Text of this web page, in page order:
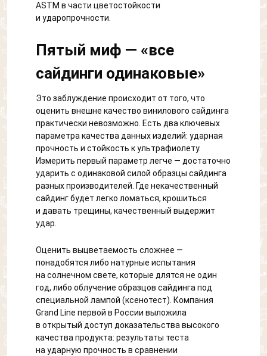
ASTM в части цветостойкости
и ударопрочности.
Пятый миф — «все
сайдинги одинаковые»
Это заблуждение происходит от того, что
оценить внешне качество винилового сайдинга
практически невозможно. Есть два ключевых
параметра качества данных изделий: ударная
прочность и стойкость к ультрафиолету.
Измерить первый параметр легче — достаточно
ударить с одинаковой силой образцы сайдинга
разных производителей. Где некачественный
сайдинг будет легко ломаться, крошиться
и давать трещины, качественный выдержит
удар.
Оценить выцветаемость сложнее —
понадобятся либо натурные испытания
на солнечном свете, которые длятся не один
год, либо облучение образцов сайдинга под
специальной лампой (ксенотест). Компания
Grand Line первой в России выложила
в открытый доступ доказательства высокого
качества продукта: результаты теста
на ударную прочность в сравнении